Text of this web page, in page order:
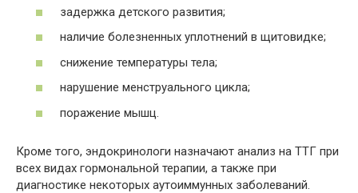
задержка детского развития;
наличие болезненных уплотнений в щитовидке;
снижение температуры тела;
нарушение менструального цикла;
поражение мышц.
Кроме того, эндокринологи назначают анализ на ТТГ при
всех видах гормональной терапии, а также при
диагностике некоторых аутоиммунных заболеваний.